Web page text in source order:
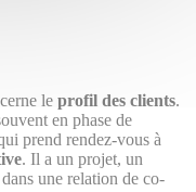
le profil des clients.
en phase de
prend rendez-vous à
. Il a un projet, un
une relation de co-